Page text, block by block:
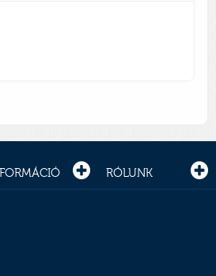
RÓLUNK